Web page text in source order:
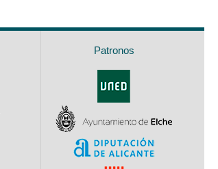
Patronos